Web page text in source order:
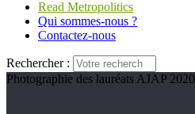
Read Metropolitics
Qui sommes-nous ?
Contactez-nous
Rechercher :
Photographie des lauréats AJAP 2020